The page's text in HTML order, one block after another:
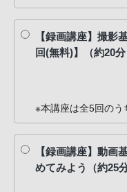
【録画講座】撮影
回(無料)】（約20分
※本講座は全5回のう
【録画講座】動画
めてみよう（約25分